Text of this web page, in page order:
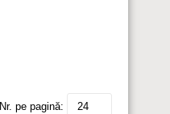
Nr. pe pagină: 24